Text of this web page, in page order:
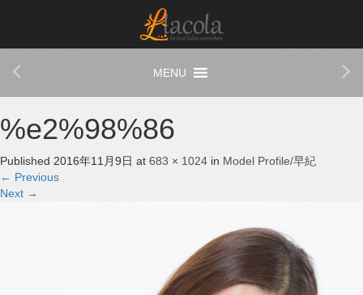
%e2%98%86
Published 2016年11月9日 at 683 × 1024 in Model Profile/早紀
← Previous
Next →